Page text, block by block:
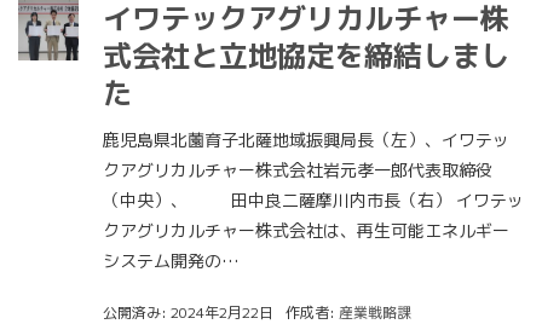
イワテックアグリカルチャー株
式会社と立地協定を締結しまし
た
鹿児島県北薗育子北薩地域振興局長（左）、イワテッ
クアグリカルチャー株式会社岩元孝一郎代表取締役
（中央）、 田中良二薩摩川内市長（右） イワテッ
クアグリカルチャー株式会社は、再生可能エネルギー
システム開発の…
公開済み: 2024年2月22日 作成者: 産業戦略課